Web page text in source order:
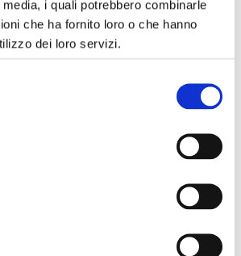
i quali potrebbero combinarle
che ha fornito loro o che hanno
dei loro servizi.
FIRMA IL
DI INTESA